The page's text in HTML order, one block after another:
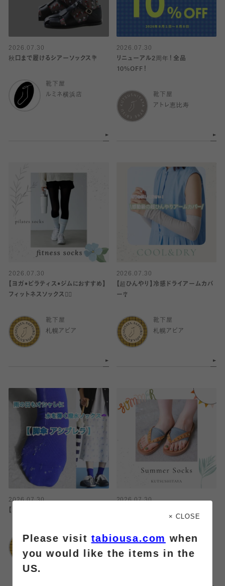
2026.07.30
秋口まで履けるシアーソックス💐
靴下屋
ルミネ横浜店
2026.07.30
リニューアル2周年！全品
10%OFF！
靴下屋
アトレ恵比寿
2026.07.30
【ヨガ•ピラティス•ジムにおすすめ】
フィットネスソックス🧘‍♀️
靴下屋
札幌アピア
2026.07.30
【超ひんやり】冷感ドライアームカバ
ー🎐
靴下屋
札幌アピア
2026.07.30
【水を弾く】撥水加工ソックス🧦
靴下屋
2026.07.30
札幌アピア
× CLOSE
Please visittabiousa.com when
you would like the items in the
US.